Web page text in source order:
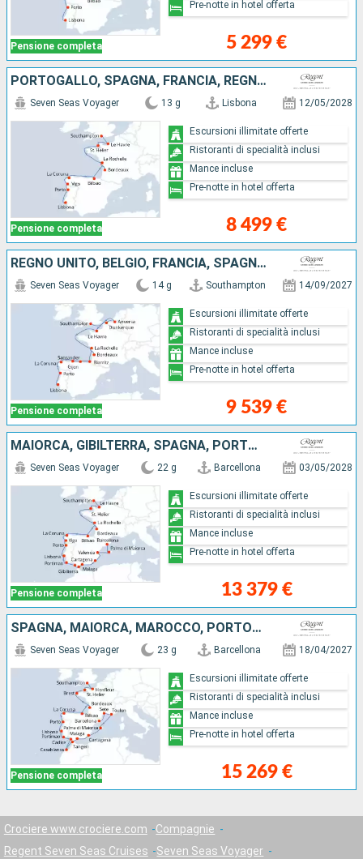
Pensione completa 5 299 €
Pre-notte in hotel offerta
PORTOGALLO, SPAGNA, FRANCIA, REGNO UNITO
Pensione completa
Seven Seas Voyager 13 g Lisbona 12/05/2028
8 499 €
Escursioni illimitate offerte
Ristoranti di specialità inclusi
Mance incluse
Pre-notte in hotel offerta
REGNO UNITO, BELGIO, FRANCIA, SPAGNA, PORTOGALLO
Pensione completa
Seven Seas Voyager 14 g Southampton 14/09/2027
9 539 €
Escursioni illimitate offerte
Ristoranti di specialità inclusi
Mance incluse
Pre-notte in hotel offerta
MAIORCA, GIBILTERRA, SPAGNA, PORTOGALLO, FRANCIA, REGNO UNITO
Pensione completa
Seven Seas Voyager 22 g Barcellona 03/05/2028
13 379 €
Escursioni illimitate offerte
Ristoranti di specialità inclusi
Mance incluse
Pre-notte in hotel offerta
SPAGNA, MAIORCA, MAROCCO, PORTOGALLO, FRANCIA, REGNO UNITO
Pensione completa
Seven Seas Voyager 23 g Barcellona 18/04/2027
15 269 €
Escursioni illimitate offerte
Ristoranti di specialità inclusi
Mance incluse
Pre-notte in hotel offerta
Crociere www.crociere.com
Compagnie
Regent Seven Seas Cruises
Seven Seas Voyager